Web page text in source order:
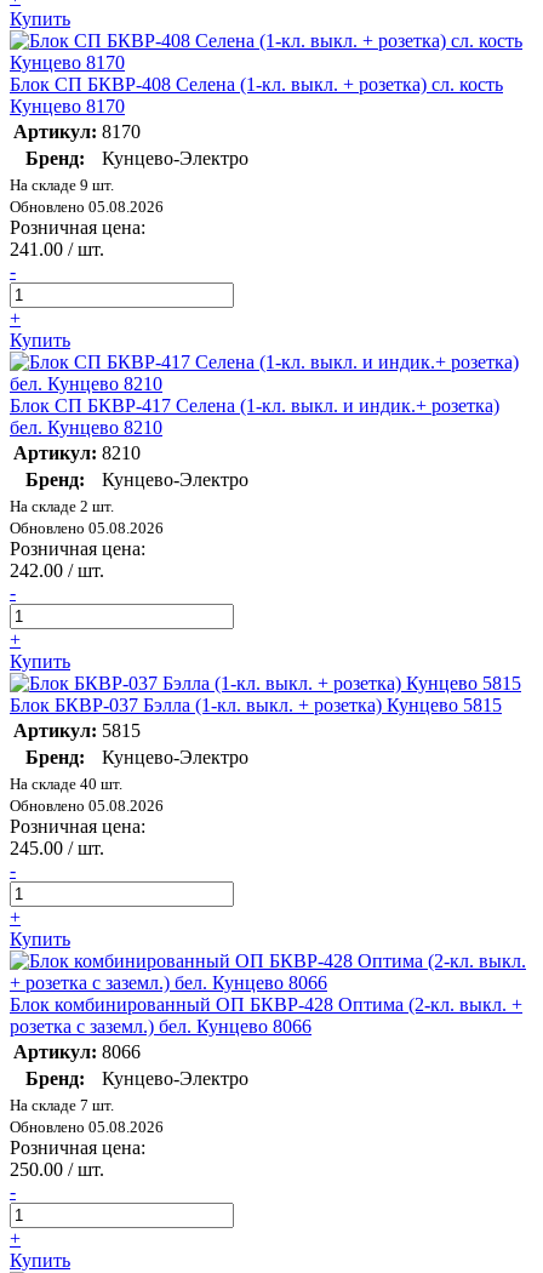
Купить
Блок СП БКВР-408 Селена (1-кл. выкл. + розетка) сл. кость
Кунцево 8170
Артикул: 8170
Бренд:
Кунцево-Электро
На складе 9 шт.
Обновлено 05.08.2026
Розничная цена:
241.00 / шт.
-
+
Купить
Блок СП БКВР-417 Селена (1-кл. выкл. и индик.+ розетка)
бел. Кунцево 8210
Артикул: 8210
Бренд:
Кунцево-Электро
На складе 2 шт.
Обновлено 05.08.2026
Розничная цена:
242.00 / шт.
-
+
Купить
Блок БКВР-037 Бэлла (1-кл. выкл. + розетка) Кунцево 5815
Артикул: 5815
Бренд:
Кунцево-Электро
На складе 40 шт.
Обновлено 05.08.2026
Розничная цена:
245.00 / шт.
-
+
Купить
Блок комбинированный ОП БКВР-428 Оптима (2-кл. выкл. +
розетка с заземл.) бел. Кунцево 8066
Артикул: 8066
Бренд:
Кунцево-Электро
На складе 7 шт.
Обновлено 05.08.2026
Розничная цена:
250.00 / шт.
-
+
Купить